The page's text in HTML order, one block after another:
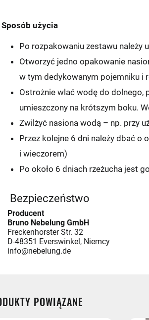
Sposób użycia
Po rozpakowaniu zestawu należy
Otworzyć jedno opakowanie
w tym dedykowanym pojemniku i
Ostrożnie wlać wodę do
umieszczony na krótszym boku.
Zwilżyć nasiona wodą – np. przy
Przez kolejne 6 dni należy dbać o
i wieczorem)
Po około 6 dniach rzeżucha jest
Bezpieczeństwo
Producent
Bruno Nebelung GmbH
Freckenhorster Str. 32
D-48351 Everswinkel, Niemcy
info@nebelung.de
AUTOMAT
POWIĄZANE